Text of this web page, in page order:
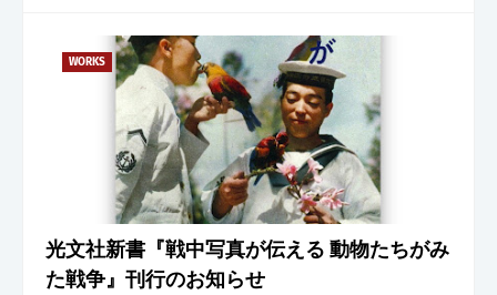
WORKS
光文社新書『戦中写真が伝える 動物たちがみ
た戦争』刊行のお知らせ